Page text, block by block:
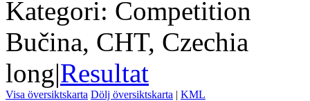
Kategori: Competition
Bučina, CHT, Czechia
long|Resultat
Visa översiktskarta Dölj översiktskarta | KML